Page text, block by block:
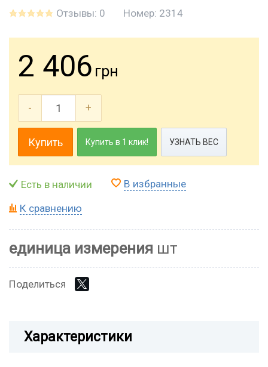
Отзывы: 0 Номер: 2314
2 406 грн
- +
Купить Купить в 1 клик! УЗНАТЬ ВЕС
Есть в наличии В избранные
К сравнению
единица измерения шт
Поделиться
Характеристики